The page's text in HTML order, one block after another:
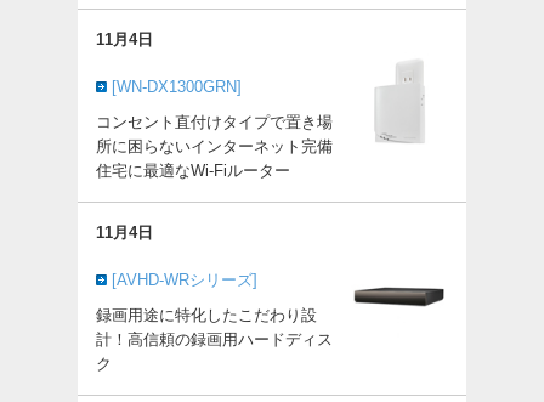
11月4日
[WN-DX1300GRN]
コンセント直付けタイプで置き場
所に困らないインターネット完備
住宅に最適なWi-Fiルーター
11月4日
[AVHD-WRシリーズ]
録画用途に特化したこだわり設
計！高信頼の録画用ハードディス
ク